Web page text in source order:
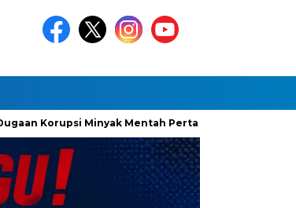
Minyak Mentah Pertamina